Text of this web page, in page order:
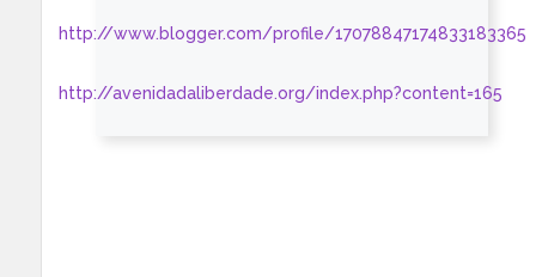
http://www.blogger.com/profile/17078847174833183365
http://avenidadaliberdade.org/index.php?content=165